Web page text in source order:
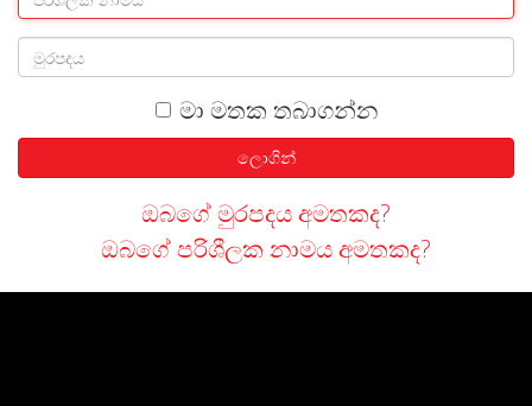
මා මතක තබාගන්න
ලොගින්
ඔබගේ මුරපදය අමතකද?
ඔබගේ පරිශීලක නාමය අමතකද?